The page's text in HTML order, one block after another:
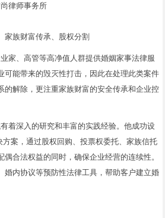
律师事务所
家族财富传承、股权分割
家、高管等高净值人群提供婚姻家事法律服
可能带来的毁灭性打击，因此在处理此类案件
的解除，更注重家族财富的安全传承和企业控
着深入的研究和丰富的实践经验。他成功设
案，通过股权回购、投票权委托、家族信托
合法权益的同时，确保企业经营的连续性。
婚内协议等预防性法律工具，帮助客户建立婚